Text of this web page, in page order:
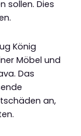
sollen. Dies
König
Möbel und
Das
an,